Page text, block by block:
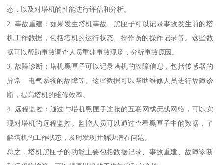
态，以及对塔机的性能进行评估和分析。
2. 事故重建：如果发生塔机事故，黑匣子可以记录事故发生前的塔
机工作数据，包括塔机的运行状态、操作员的操作记录等。这些数
据可以帮助事故调查人员重建事故现场，分析事故原因。
3. 故障诊断：塔机黑匣子可以记录塔机的故障信息，包括传感器的
异常、电气系统的故障等。这些数据可以帮助维修人员进行故障诊
断，提高塔机的维修效率。
4. 远程监控：通过与塔机黑匣子连接的互联网或无线网络，可以实
现对塔机的远程监控。监控人员可以通过查看黑匣子中的数据，了
解塔机的工作状态，及时发现并解决潜在问题。
总之，塔机黑匣子的功能主要包括数据记录、事故重建、故障诊断